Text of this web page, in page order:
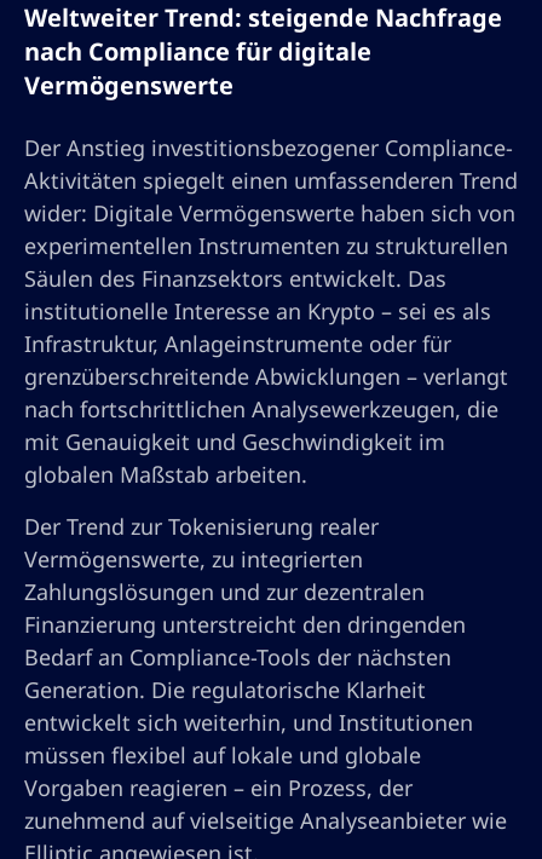
Weltweiter Trend: steigende Nachfrage
nach Compliance für digitale
Vermögenswerte
Der Anstieg investitionsbezogener Compliance-
Aktivitäten spiegelt einen umfassenderen Trend
wider: Digitale Vermögenswerte haben sich von
experimentellen Instrumenten zu strukturellen
Säulen des Finanzsektors entwickelt. Das
institutionelle Interesse an Krypto – sei es als
Infrastruktur, Anlageinstrumente oder für
grenzüberschreitende Abwicklungen – verlangt
nach fortschrittlichen Analysewerkzeugen, die
mit Genauigkeit und Geschwindigkeit im
globalen Maßstab arbeiten.
Der Trend zur Tokenisierung realer
Vermögenswerte, zu integrierten
Zahlungslösungen und zur dezentralen
Finanzierung unterstreicht den dringenden
Bedarf an Compliance-Tools der nächsten
Generation. Die regulatorische Klarheit
entwickelt sich weiterhin, und Institutionen
müssen flexibel auf lokale und globale
Vorgaben reagieren – ein Prozess, der
zunehmend auf vielseitige Analyseanbieter wie
Elliptic angewiesen ist.